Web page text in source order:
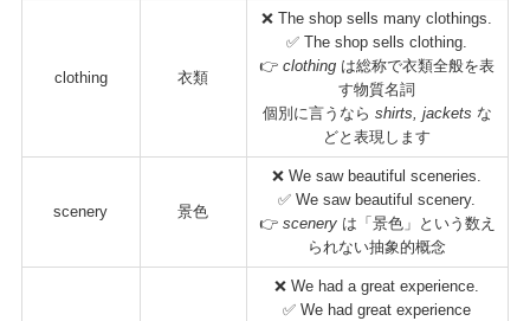
clothing 衣類
❌ The shop sells many clothings.
✅ The shop sells clothing.
👉clothing は総称で衣類全般を表
す物質名詞
個別に言うなら shirts, jackets な
どと表現します
scenery 景色
❌ We saw beautiful sceneries.
✅ We saw beautiful scenery.
👉 sceneryは「景色」という数え
られない抽象的概念
❌ We had a great experience.
✅ We had great experience